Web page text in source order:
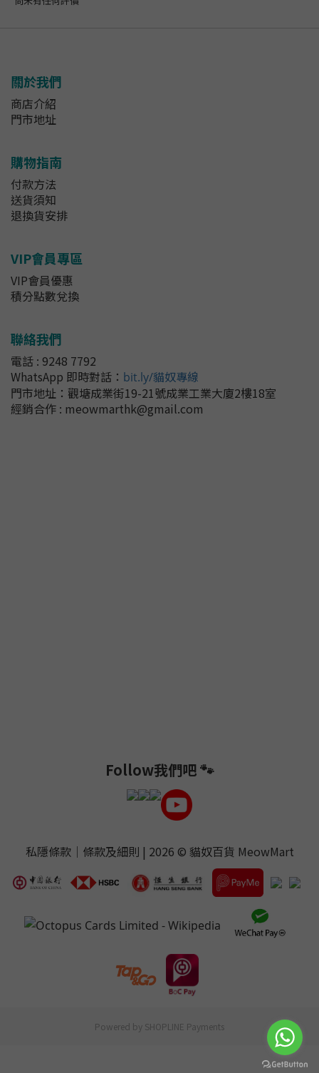
立即購買
關於我們
商店介紹
門市地址
購物指南
付款方法
送貨須知
退換貨安排
VIP會員專區
VIP會員優惠
積分點數兌換
聯絡我們
電話 : 9248 7792
WhatsApp 即時對話 ： bit.ly/貓奴專線
門市地址： 觀塘成業街19-21號成業工業大廈2樓18室
經銷合作 : meowmarthk@gmail.com
Follow我們吧 🐾
私隱條款｜ 條款及細則 | 2026 © 貓奴百貨 MeowMart
Powered by SHOPLINE Payments